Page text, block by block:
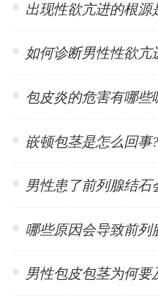
如何诊断男性性欲亢
包皮炎的危害有哪些
嵌顿包茎是怎么回事?